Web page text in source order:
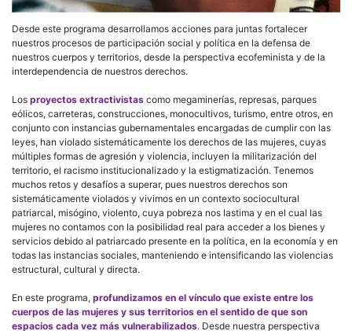
Desde este programa desarrollamos acciones para juntas fortalecer
nuestros procesos de participación social y política en la defensa de
nuestros cuerpos y territorios, desde la perspectiva ecofeminista y de la
interdependencia de nuestros derechos.
Los proyectos extractivistas como megaminerías, represas, parques
eólicos, carreteras, construcciones, monocultivos, turismo, entre otros, en
conjunto con instancias gubernamentales encargadas de cumplir con las
leyes, han violado sistemáticamente los derechos de las mujeres, cuyas
múltiples formas de agresión y violencia, incluyen la militarización del
territorio, el racismo institucionalizado y la estigmatización. Tenemos
muchos retos y desafíos a superar, pues nuestros derechos son
sistemáticamente violados y vivimos en un contexto sociocultural
patriarcal, misógino, violento, cuya pobreza nos lastima y en el cual las
mujeres no contamos con la posibilidad real para acceder a los bienes y
servicios debido al patriarcado presente en la política, en la economía y en
todas las instancias sociales, manteniendo e intensificando las violencias
estructural, cultural y directa.
En este programa, profundizamos en el vínculo que existe entre los
cuerpos de las mujeres y sus territorios en el sentido de que son
espacios cada vez más vulnerabilizados. Desde nuestra perspectiva